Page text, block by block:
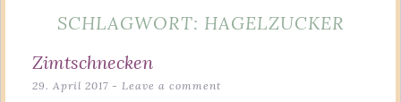
content
SCHLAGWORT: HAGELZUCKER
Zimtschnecken
29. April 2017 Leave a comment